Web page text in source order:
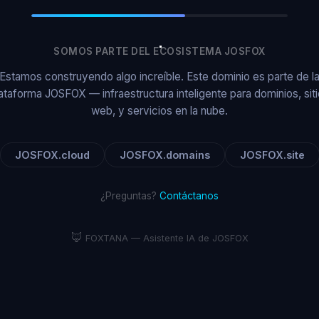
SOMOS PARTE DEL ECOSISTEMA JOSFOX
Estamos construyendo algo increíble. Este dominio es parte de la
JOSFOX — infraestructura inteligente para dominios,
web, y servicios en la nube.
JOSFOX.cloud JOSFOX.domains JOSFOX.site
¿Preguntas? Contáctanos
🦊 FOXTANA — Asistente IA de JOSFOX